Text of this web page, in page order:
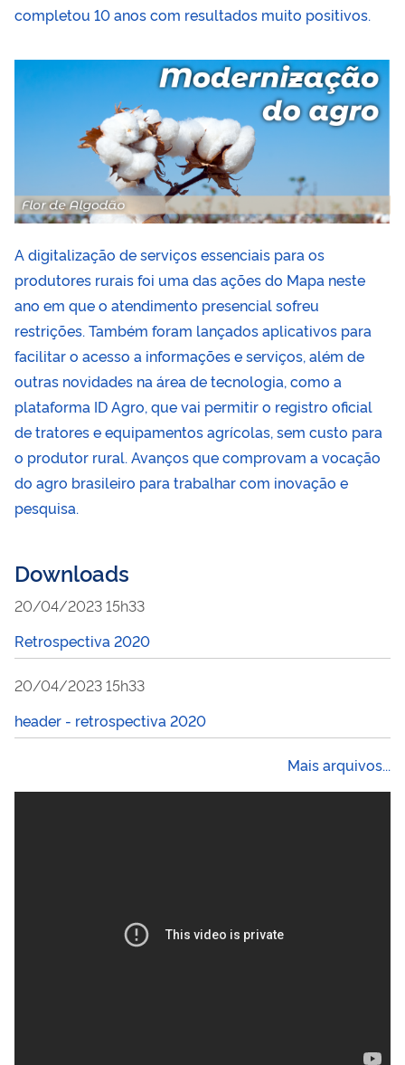
completou 10 anos com resultados muito positivos.
A digitalização de serviços essenciais para os
produtores rurais foi uma das ações do Mapa neste
ano em que o atendimento presencial sofreu
restrições. Também foram lançados aplicativos para
facilitar o acesso a informações e serviços, além de
outras novidades na área de tecnologia, como a
plataforma ID Agro, que vai permitir o registro oficial
de tratores e equipamentos agrícolas, sem custo para
o produtor rural. Avanços que comprovam a vocação
do agro brasileiro para trabalhar com inovação e
pesquisa.
Downloads
20/04/2023 15h33
Retrospectiva 2020
20/04/2023 15h33
header - retrospectiva 2020
Mais arquivos...